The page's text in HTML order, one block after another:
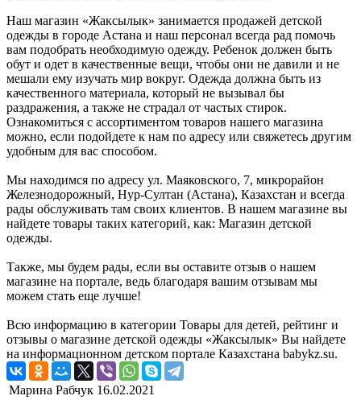
Наш магазин «Жаксылык» занимается продажей детской
одежды в городе Астана и наш персонал всегда рад помочь
вам подобрать необходимую одежду. Ребенок должен быть
обут и одет в качественные вещи, чтобы они не давили и не
мешали ему изучать мир вокруг. Одежда должна быть из
качественного материала, который не вызывал бы
раздражения, а также не страдал от частых стирок.
Ознакомиться с ассортиментом товаров нашего магазина
можно, если подойдете к нам по адресу или свяжетесь другим
удобным для вас способом.
Мы находимся по адресу ул. Маяковского, 7, микрорайон
Железнодорожный, Нур-Султан (Астана), Казахстан и всегда
рады обслуживать там своих клиентов. В нашем магазине вы
найдете товары таких категорий, как: Магазин детской
одежды.
Также, мы будем рады, если вы оставите отзыв о нашем
магазине на портале, ведь благодаря вашим отзывам мы
можем стать еще лучше!
Всю информацию в категории Товары для детей, рейтинг и
отзывы о магазине детской одежды «Жаксылык» Вы найдете
на информационном детском портале Казахстана babykz.su.
Марина Рабчук 16.02.2021